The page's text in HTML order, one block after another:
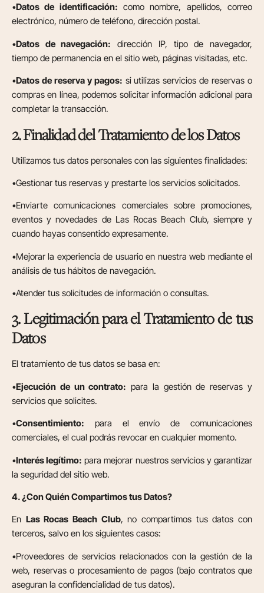
•Datos de identificación: como nombre, apellidos, correo
electrónico, número de teléfono, dirección postal.
•Datos de navegación: dirección IP, tipo de navegador,
tiempo de permanencia en el sitio web, páginas visitadas, etc.
•Datos de reserva y pagos: si utilizas servicios de reservas o
compras en línea, podemos solicitar información adicional para
completar la transacción.
2. Finalidad del Tratamiento de los Datos
Utilizamos tus datos personales con las siguientes finalidades:
•Gestionar tus reservas y prestarte los servicios solicitados.
•Enviarte comunicaciones comerciales sobre promociones,
eventos y novedades de Las Rocas Beach Club, siempre y
cuando hayas consentido expresamente.
•Mejorar la experiencia de usuario en nuestra web mediante el
análisis de tus hábitos de navegación.
•Atender tus solicitudes de información o consultas.
3. Legitimación para el Tratamiento de tus
Datos
El tratamiento de tus datos se basa en:
•Ejecución de un contrato: para la gestión de reservas y
servicios que solicites.
•Consentimiento: para el envío de comunicaciones
comerciales, el cual podrás revocar en cualquier momento.
•Interés legítimo: para mejorar nuestros servicios y garantizar
la seguridad del sitio web.
4. ¿Con Quién Compartimos tus Datos?
En Las Rocas Beach Club, no compartimos tus datos con
terceros, salvo en los siguientes casos:
•Proveedores de servicios relacionados con la gestión de la
web, reservas o procesamiento de pagos (bajo contratos que
aseguran la confidencialidad de tus datos).